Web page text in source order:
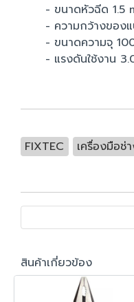
- ขนาดหัวฉีด 1.5
- ความกว้างของ
- ขนาดความจุ
- แรงดันใช้งาน
FIXTEC เครื่องมือช่
สินค้าเกี่ยวข้อง